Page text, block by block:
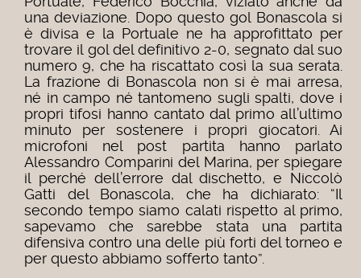
una deviazione. Dopo questo gol Bonascola si
è divisa e la Portuale ne ha approfittato per
trovare il gol del definitivo 2-0, segnato dal suo
numero 9, che ha riscattato così la sua serata.
La frazione di Bonascola non si è mai arresa,
né in campo né tantomeno sugli spalti, dove i
propri tifosi hanno cantato dal primo all’ultimo
minuto per sostenere i propri giocatori. Ai
microfoni nel post partita hanno parlato
Alessandro Comparini del Marina, per spiegare
il perché dell’errore dal dischetto, e Niccolò
Gatti del Bonascola, che ha dichiarato: “Il
secondo tempo siamo calati rispetto al primo,
sapevamo che sarebbe stata una partita
difensiva contro una delle più forti del torneo e
per questo abbiamo sofferto tanto”.